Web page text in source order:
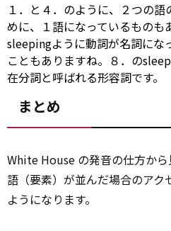
１．と４．のように、２つの
めに、１語になっているものも
sleepingように動詞が名詞にな
こともありますね。８．の
在分詞と呼ばれる形容詞です。
まとめ
White House の発音の仕方か
語（要素）が並んだ場合のアク
ようになります。